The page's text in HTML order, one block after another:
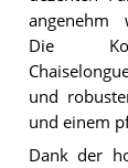
angenehm
Die
und
und einem
Dank der